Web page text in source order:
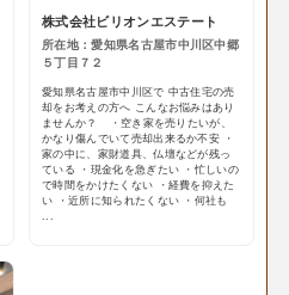
株式会社ビリオンエステート
所在地：愛知県名古屋市中川区中郷
５丁目７２
愛知県名古屋市中川区で 中古住宅の売
却をお考えの方へ こんなお悩みはあり
ませんか？ ・空き家を売りたいが、
かなり傷んでいて売却出来るか不安 ・
家の中に、家財道具、仏壇などが残っ
ている ・現金化を急ぎたい ・忙しいの
で時間をかけたくない ・経費を抑えた
い ・近所に知られたくない ・何社も
...